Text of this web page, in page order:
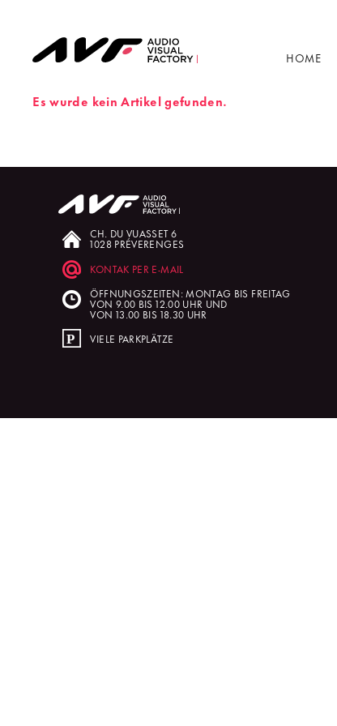
HOME
Es wurde kein Artikel gefunden.
CH. DU VUASSET 6
1028 PRÉVERENGES
KONTAK PER E-MAIL
ÖFFNUNGSZEITEN: MONTAG BIS FREITAG
VON 9.00 BIS 12.00 UHR UND
VON 13.00 BIS 18.30 UHR
VIELE PARKPLÄTZE